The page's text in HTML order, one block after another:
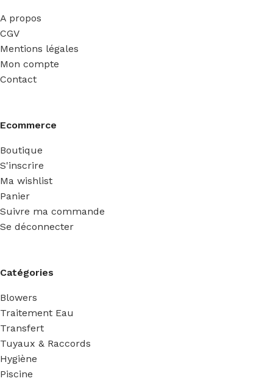
A propos
CGV
Mentions légales
Mon compte
Contact
Ecommerce
Boutique
S'inscrire
Ma wishlist
Panier
Suivre ma commande
Se déconnecter
Catégories
Blowers
Traitement Eau
Transfert
Tuyaux & Raccords
Hygiène
Piscine